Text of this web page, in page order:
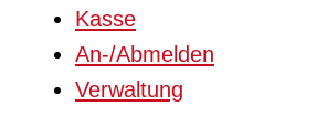
Kasse
An-/Abmelden
Verwaltung